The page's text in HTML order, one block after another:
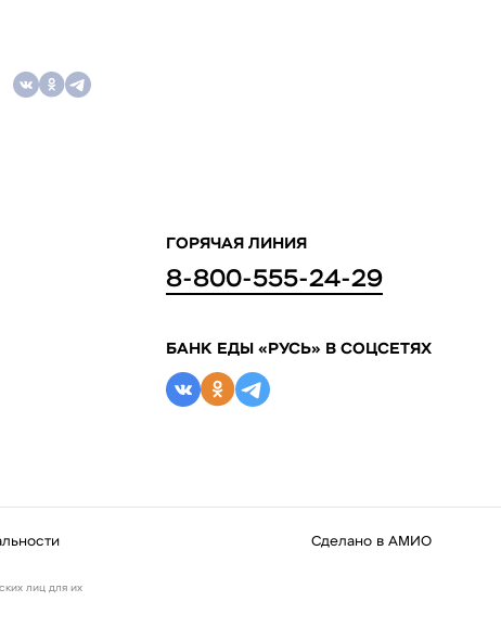
ГОРЯЧАЯ ЛИНИЯ
8-800-555-24-29
БАНК ЕДЫ «РУСЬ» В СОЦСЕТЯХ
Сделано в АМИО
лиц для их